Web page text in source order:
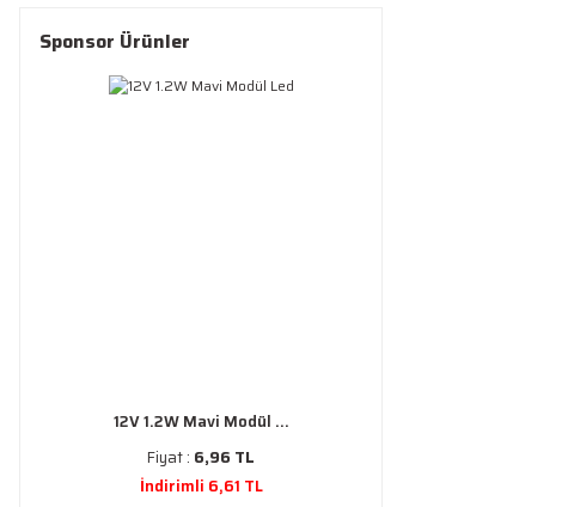
Sponsor Ürünler
12V 1.2W Mavi Modül ...
Fiyat : 6,96 TL
İndirimli 6,61 TL